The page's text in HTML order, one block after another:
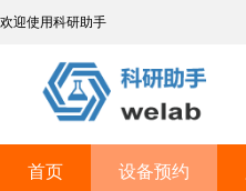
欢迎使用科研助手
首页 设备预约